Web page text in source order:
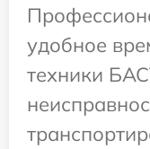
удобное
техники